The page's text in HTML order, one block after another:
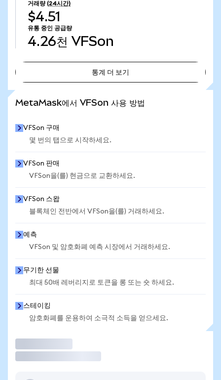
거래량 (24시간)
$4.51
유통 중인 공급량
4.26천 VFSon
통계 더 보기
MetaMask에서 VFSon 사용 방법
VFSon 구매
몇 번의 탭으로 시작하세요.
VFSon 판매
VFSon을(를) 현금으로 교환하세요.
VFSon 스왑
블록체인 전반에서 VFSon을(를) 거래하세요.
예측
VFSon 및 암호화폐 예측 시장에서 거래하세요.
무기한 선물
최대 50배 레버리지로 토큰을 롱 또는 숏 하세요.
스테이킹
암호화폐를 운용하여 소극적 소득을 얻으세요.